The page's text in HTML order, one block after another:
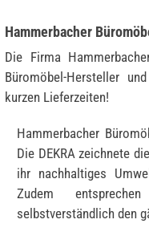
Hammerbacher
Die Firma
Büromöbel-Hersteller
kurzen Lieferzeiten!
Hammerbacher
Die DEKRA zeichnete
ihr nachhaltiges
Zudem
selbstverständlich den